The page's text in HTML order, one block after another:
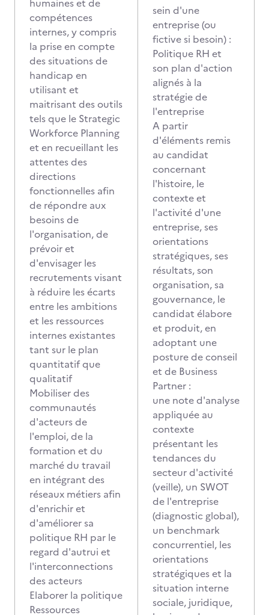
humaines et de
compétences
internes, y compris
la prise en compte
des situations de
handicap en
utilisant et
maitrisant des outils
tels que le Strategic
Workforce Planning
et en recueillant les
attentes des
directions
fonctionnelles afin
de répondre aux
besoins de
l'organisation, de
prévoir et
d'envisager les
recrutements visant
à réduire les écarts
entre les ambitions
et les ressources
internes existantes
tant sur le plan
quantitatif que
qualitatif
Mobiliser des
communautés
d'acteurs de
l'emploi, de la
formation et du
marché du travail
en intégrant des
réseaux métiers afin
d'enrichir et
d'améliorer sa
politique RH par le
regard d'autrui et
l'interconnections
des acteurs
Elaborer la politique
Ressources
sein d'une
entreprise (ou
fictive si besoin) :
Politique RH et
son plan d'action
alignés à la
stratégie de
l'entreprise
A partir
d'éléments remis
au candidat
concernant
l'histoire, le
contexte et
l'activité d'une
entreprise, ses
orientations
stratégiques, ses
résultats, son
organisation, sa
gouvernance, le
candidat élabore
et produit, en
adoptant une
posture de conseil
et de Business
Partner :
une note d'analyse
appliquée au
contexte
présentant les
tendances du
secteur d'activité
(veille), un SWOT
de l'entreprise
(diagnostic global),
un benchmark
concurrentiel, les
orientations
stratégiques et la
situation interne
sociale, juridique,